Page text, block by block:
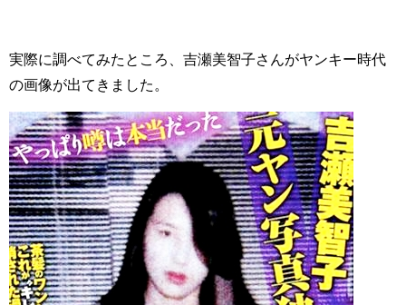
実際に調べてみたところ、吉瀬美智子さんがヤンキー時代
の画像が出てきました。